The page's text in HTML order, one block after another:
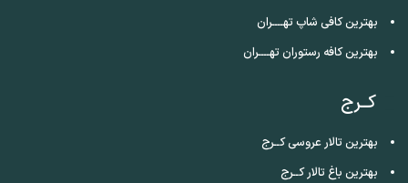
بهترین کافی شاپ تهــــران
بهترین کافه رستوران تهــــران
کــرج
بهترین تالار عروسی کــرج
بهترین باغ تالار کــرج